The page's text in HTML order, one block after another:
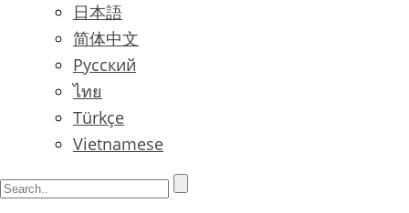
日本語
简体中文
Русский
ไทย
Türkçe
Vietnamese